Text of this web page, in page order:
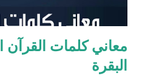
معاني كلمات القرآن
البقرة